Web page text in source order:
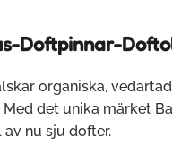
Doftpinnar-
organiska,
det unika märket
nu sju dofter.